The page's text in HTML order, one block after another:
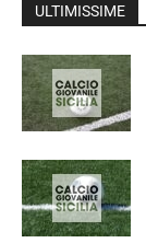
ULTIMISSIME